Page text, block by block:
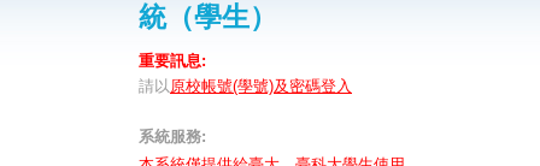
統（學生）
重要訊息:
請以 原校帳號(學號)及密碼登入
系統服務: